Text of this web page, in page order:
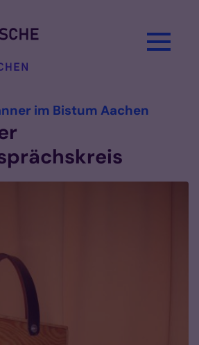
im Bistum Aachen